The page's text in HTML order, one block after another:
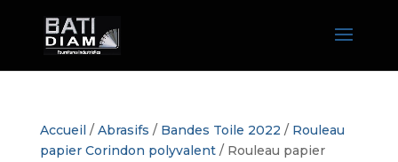
Accueil / Abrasifs / Bandes Toile 2022 / Rouleau
papier Corindon polyvalent/ Rouleau papier